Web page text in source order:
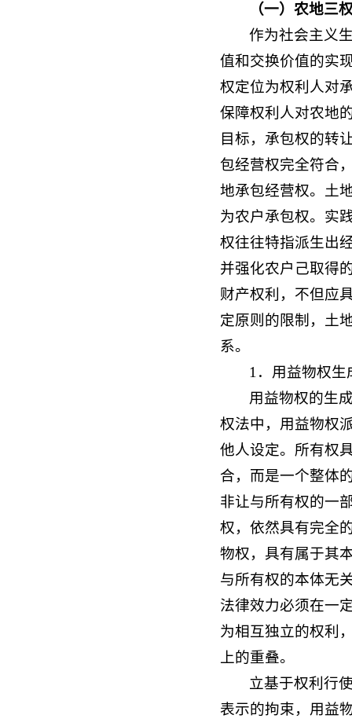
（一）农地三
作为社会主义
值和交换价值的实
权定位为权利人对
保障权利人对农地
目标，承包权的转
包经营权完全符合
地承包经营权。土
为农户承包权。实
权往往特指派生出
并强化农户己取得
财产权利，不但应
定原则的限制，土
系。
1．用益物权
用益物权的生
权法中，用益物权
他人设定。所有权
合，而是一个整体
非让与所有权的一
权，依然具有完全
物权，具有属于其
与所有权的本体无
法律效力必须在一
为相互独立的权利
上的重叠。
立基于权利行
表示的拘束，用益